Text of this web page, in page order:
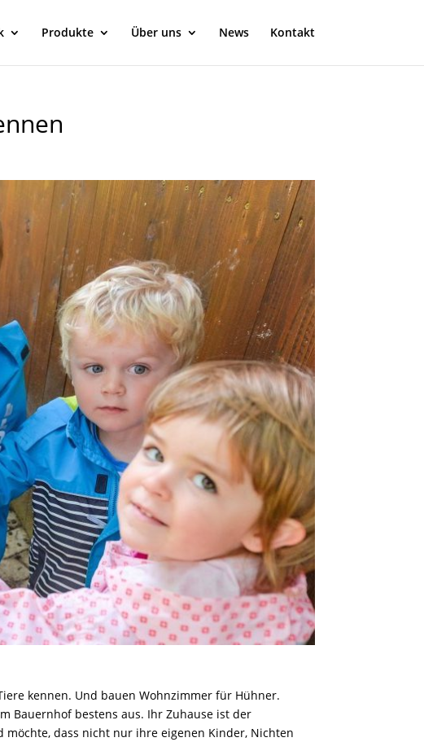
Produkte Über uns News Kontakt
kennen. Und bauen Wohnzimmer für Hühner.
Bauernhof bestens aus. Ihr Zuhause ist der
dass nicht nur ihre eigenen Kinder, Nichten